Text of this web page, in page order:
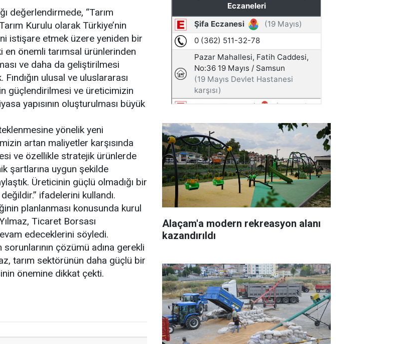
değerlendirmede, “Tarım
Kurulu olarak Türkiye’nin
istişare etmek üzere yeniden bir
en önemli tarımsal ürünlerinden
ve daha da geliştirilmesi
ulusal ve uluslararası
güçlendirilmesi ve üreticimizin
yapısının oluşturulması büyük
yönelik yeni
artan maliyetler karşısında
ve özellikle stratejik ürünlerde
şartlarına uygun şekilde
Üreticinin güçlü olmadığı bir
ifadelerini kullandı.
planlanması konusunda kurul
Ticaret Borsası
edeceklerini söyledi.
çözümü adına gerekli
tarım sektörünün daha güçlü bir
önemine dikkat çekti.
Alaçam'a modern rekreasyon alanı
kazandırıldı